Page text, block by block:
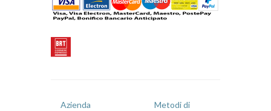
Azienda
Metodi di